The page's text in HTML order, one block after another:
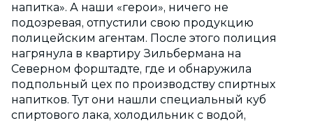
напитка». А наши «герои», ничего не
подозревая, отпустили свою продукцию
полицейским агентам. После этого полиция
нагрянула в квартиру Зильбермана на
Северном форштадте, где и обнаружила
подпольный цех по производству спиртных
напитков. Тут они нашли специальный куб
спиртового лака, холодильник с водой,